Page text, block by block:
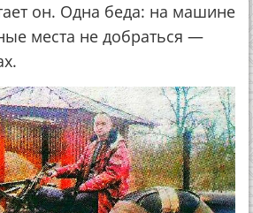
он. Одна беда: на машине
места не добраться —